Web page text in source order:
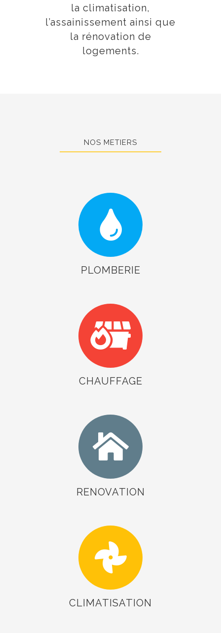
la climatisation,
l’assainissement ainsi que
la rénovation de
logements.
NOS METIERS
PLOMBERIE
CHAUFFAGE
RENOVATION
CLIMATISATION